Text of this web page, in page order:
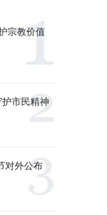
宗教价值
市民精神
对外公布